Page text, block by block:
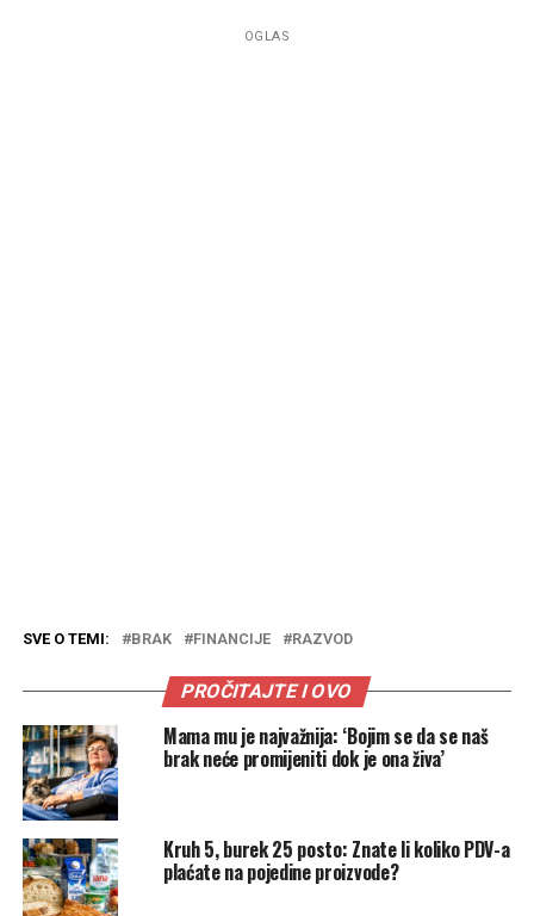
OGLAS
SVE O TEMI: BRAK FINANCIJE RAZVOD
PROČITAJTE I OVO
Mama mu je najvažnija: ‘Bojim se da se naš
brak neće promijeniti dok je ona živa’
Kruh 5, burek 25 posto: Znate li koliko PDV-a
plaćate na pojedine proizvode?